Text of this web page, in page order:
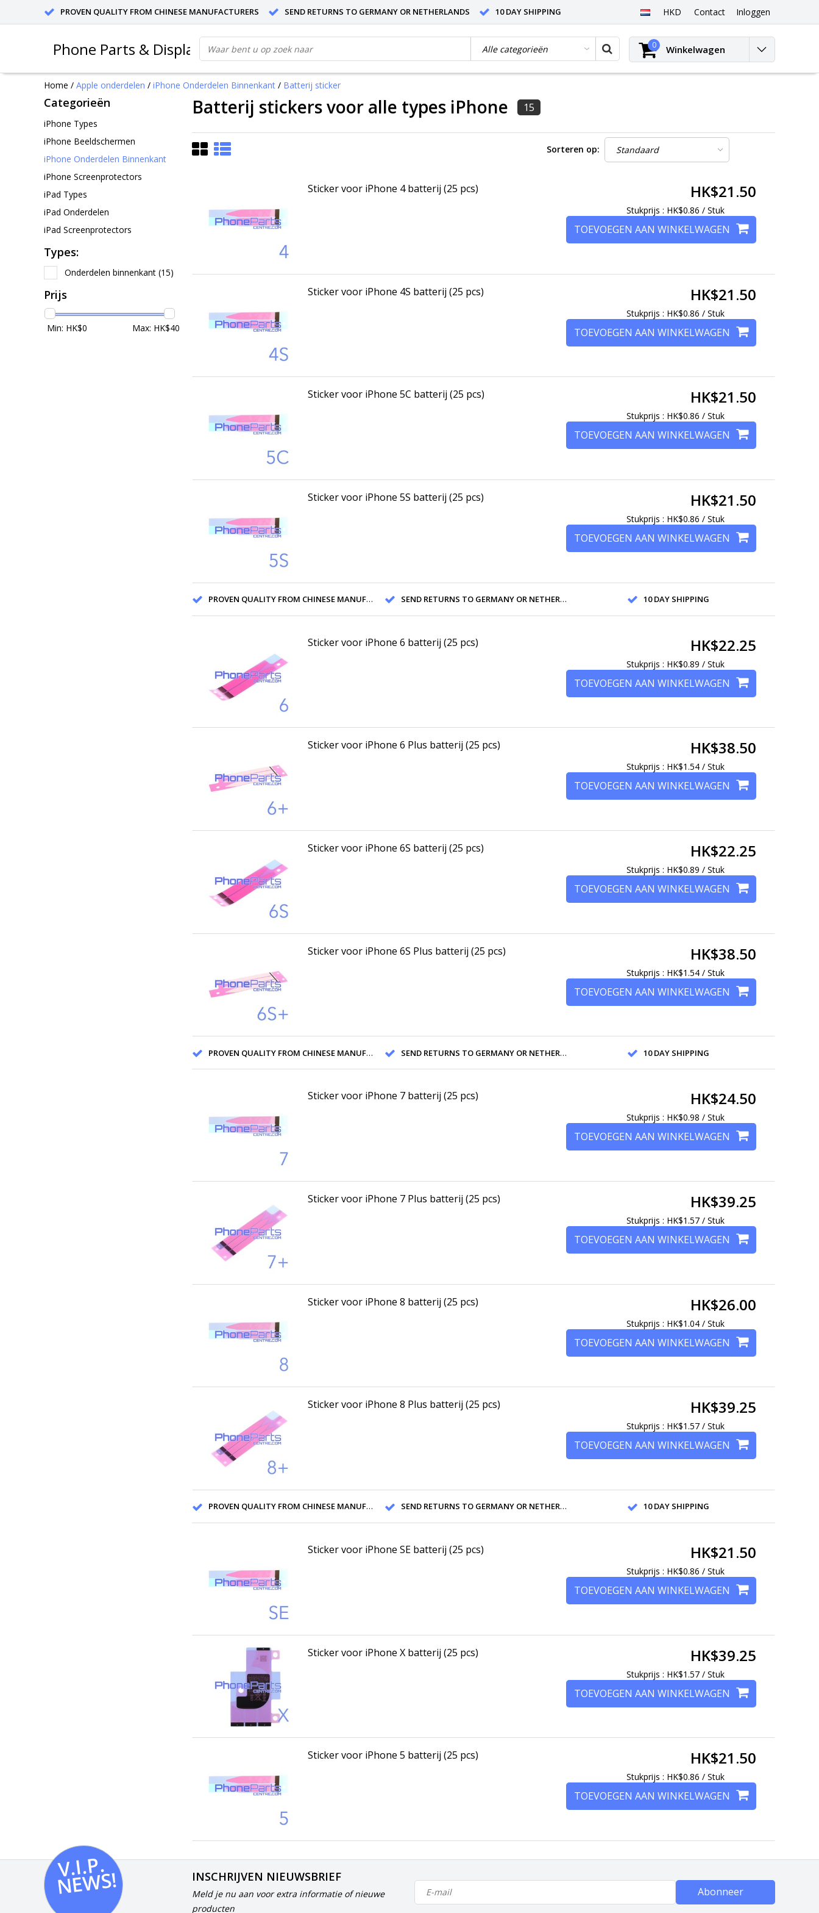
PROVEN QUALITY FROM CHINESE MANUFACTURERS SEND RETURNS TO GERMANY OR NETHERLANDS 10 DAY SHIPPING HKD Contact Inloggen
Phone Parts & Displays 0 Winkelwagen
Home / Apple onderdelen / iPhone Onderdelen Binnenkant / Batterij sticker
Categorieën
iPhone Types
iPhone Beeldschermen
iPhone Onderdelen Binnenkant
iPhone Screenprotectors
iPad Types
iPad Onderdelen
iPad Screenprotectors
Types:
Onderdelen binnenkant (15)
Prijs
Min: HK$0 Max: HK$40
Batterij stickers voor alle types iPhone 15
Sorteren op:
Sticker voor iPhone 4 batterij (25 pcs) HK$21.50
Stukprijs : HK$0.86 / Stuk
TOEVOEGEN AAN WINKELWAGEN
Sticker voor iPhone 4S batterij (25 pcs) HK$21.50
Stukprijs : HK$0.86 / Stuk
TOEVOEGEN AAN WINKELWAGEN
Sticker voor iPhone 5C batterij (25 pcs) HK$21.50
Stukprijs : HK$0.86 / Stuk
TOEVOEGEN AAN WINKELWAGEN
Sticker voor iPhone 5S batterij (25 pcs) HK$21.50
Stukprijs : HK$0.86 / Stuk
TOEVOEGEN AAN WINKELWAGEN
PROVEN QUALITY FROM CHINESE MANUFACTURERS SEND RETURNS TO GERMANY OR NETHERLANDS 10 DAY SHIPPING
Sticker voor iPhone 6 batterij (25 pcs) HK$22.25
Stukprijs : HK$0.89 / Stuk
TOEVOEGEN AAN WINKELWAGEN
Sticker voor iPhone 6 Plus batterij (25 pcs) HK$38.50
Stukprijs : HK$1.54 / Stuk
TOEVOEGEN AAN WINKELWAGEN
Sticker voor iPhone 6S batterij (25 pcs) HK$22.25
Stukprijs : HK$0.89 / Stuk
TOEVOEGEN AAN WINKELWAGEN
Sticker voor iPhone 6S Plus batterij (25 pcs) HK$38.50
Stukprijs : HK$1.54 / Stuk
TOEVOEGEN AAN WINKELWAGEN
PROVEN QUALITY FROM CHINESE MANUFACTURERS SEND RETURNS TO GERMANY OR NETHERLANDS 10 DAY SHIPPING
Sticker voor iPhone 7 batterij (25 pcs) HK$24.50
Stukprijs : HK$0.98 / Stuk
TOEVOEGEN AAN WINKELWAGEN
Sticker voor iPhone 7 Plus batterij (25 pcs) HK$39.25
Stukprijs : HK$1.57 / Stuk
TOEVOEGEN AAN WINKELWAGEN
Sticker voor iPhone 8 batterij (25 pcs) HK$26.00
Stukprijs : HK$1.04 / Stuk
TOEVOEGEN AAN WINKELWAGEN
Sticker voor iPhone 8 Plus batterij (25 pcs) HK$39.25
Stukprijs : HK$1.57 / Stuk
TOEVOEGEN AAN WINKELWAGEN
PROVEN QUALITY FROM CHINESE MANUFACTURERS SEND RETURNS TO GERMANY OR NETHERLANDS 10 DAY SHIPPING
Sticker voor iPhone SE batterij (25 pcs) HK$21.50
Stukprijs : HK$0.86 / Stuk
TOEVOEGEN AAN WINKELWAGEN
Sticker voor iPhone X batterij (25 pcs) HK$39.25
Stukprijs : HK$1.57 / Stuk
TOEVOEGEN AAN WINKELWAGEN
Sticker voor iPhone 5 batterij (25 pcs) HK$21.50
Stukprijs : HK$0.86 / Stuk
TOEVOEGEN AAN WINKELWAGEN
V.I.
P.
N
E
W
S! INSCHRIJVEN NIEUWSBRIEF
Meld je nu aan voor extra informatie of nieuwe
producten
Abonneer